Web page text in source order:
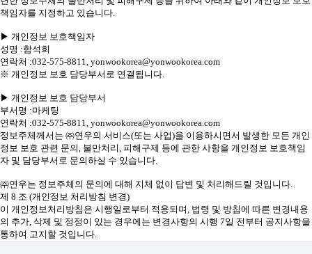
책임자를 지정하고 있습니다.
▶ 개인정보 보호책임자
성명 :함석희
연락처 :032-575-8811, yonwookorea@yonwookorea.com
※ 개인정보 보호 담당부서로 연결됩니다.
▶ 개인정보 보호 담당부서
부서명 :마케팅
연락처 :032-575-8811, yonwookorea@yonwookorea.com
정보주체께서는 ㈜연우의 서비스(또는 사업)을 이용하시면서 발생한 모든 개인
정보 보호 관련 문의, 불만처리, 피해구제 등에 관한 사항을 개인정보 보호책임
자 및 담당부서로 문의하실 수 있습니다.
㈜연우는 정보주체의 문의에 대해 지체 없이 답변 및 처리해드릴 것입니다.
제 8 조 (개인정보 처리방침 변경)
이 개인정보처리방침은 시행일로부터 적용되며, 법령 및 방침에 따른 변경내용
의 추가, 삭제 및 정정이 있는 경우에는 변경사항의 시행 7일 전부터 공지사항을
통하여 고지할 것입니다.